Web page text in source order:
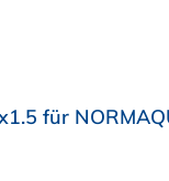
für